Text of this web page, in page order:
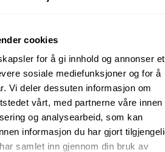
cookies
for å gi innhold og annonser et
sosiale mediefunksjoner og for å
Vi deler dessuten informasjon om
vårt, med partnerne våre innen
og analysearbeid, som kan
informasjon du har gjort
samlet inn gjennom din bruk av
bidrar og jobber sammen mot et